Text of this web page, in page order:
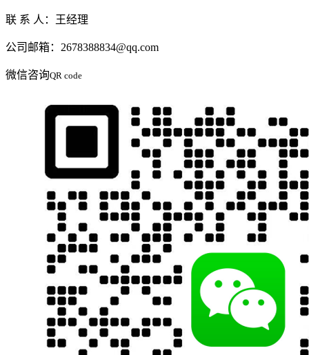
联 系 人：王经理
公司邮箱：2678388834@qq.com
微信咨询QR code